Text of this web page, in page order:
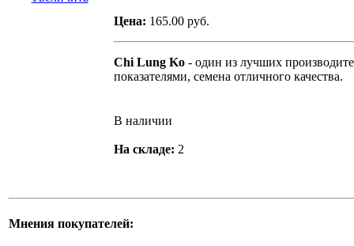
Цена: 165.00 руб.
Chi Lung Ko - один из лучших
показателями, семена отличного качества.
В наличии
На складе: 2
Мнения покупателей: